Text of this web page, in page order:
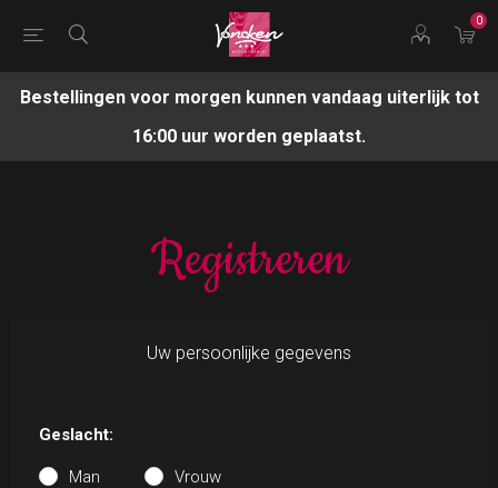
0
Bestellingen voor morgen kunnen vandaag uiterlijk tot
16:00 uur worden geplaatst.
Registreren
Uw persoonlijke gegevens
Geslacht:
Man Vrouw